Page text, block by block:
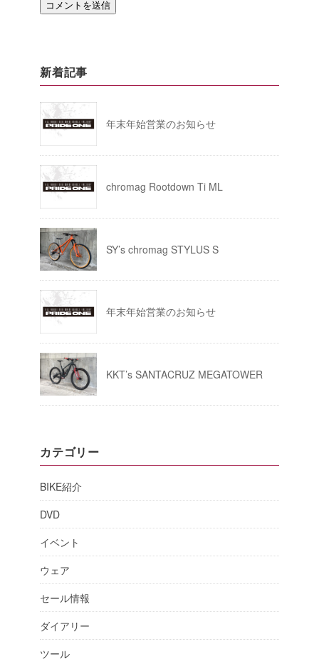
新着記事
年末年始営業のお知らせ
chromag Rootdown Ti ML
SY’s chromag STYLUS S
年末年始営業のお知らせ
KKT’s SANTACRUZ MEGATOWER
カテゴリー
BIKE紹介
DVD
イベント
ウェア
セール情報
ダイアリー
ツール